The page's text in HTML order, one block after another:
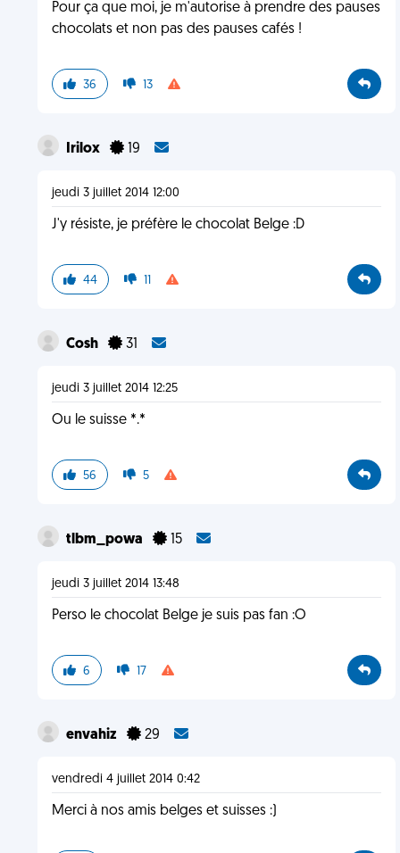
Pour ça que moi, je m'autorise à prendre des pauses
chocolats et non pas des pauses cafés !
36 13
Irilox 19
jeudi 3 juillet 2014 12:00
J'y résiste, je préfère le chocolat Belge :D
44 11
Cosh 31
jeudi 3 juillet 2014 12:25
Ou le suisse *.*
56 5
tlbm_powa 15
jeudi 3 juillet 2014 13:48
Perso le chocolat Belge je suis pas fan :O
6 17
envahiz 29
vendredi 4 juillet 2014 0:42
Merci à nos amis belges et suisses :)